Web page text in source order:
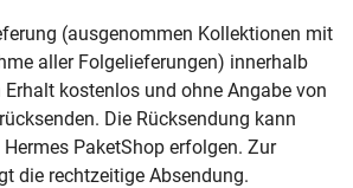
(ausgenommen Kollektionen mit
aller Folgelieferungen) innerhalb
kostenlos und ohne Angabe von
Die Rücksendung kann
PaketShop erfolgen. Zur
die rechtzeitige Absendung.